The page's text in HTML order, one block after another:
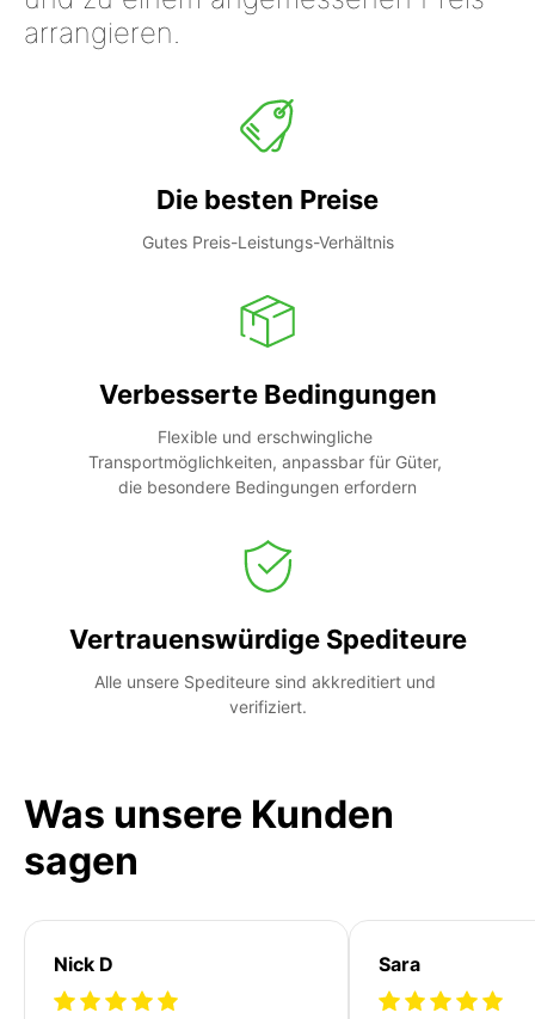
arrangieren.
Die besten Preise
Gutes Preis-Leistungs-Verhältnis
Verbesserte Bedingungen
Flexible und erschwingliche
Transportmöglichkeiten, anpassbar für Güter,
die besondere Bedingungen erfordern
Vertrauenswürdige Spediteure
Alle unsere Spediteure sind akkreditiert und
verifiziert.
Was unsere Kunden
sagen
Nick D Sara